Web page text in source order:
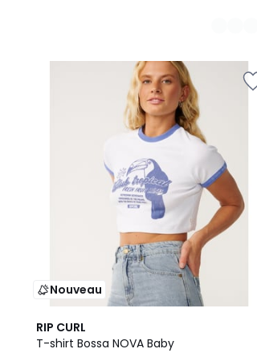
Nouveau
RIP CURL
T-shirt Bossa NOVA Baby
2
Couleurs